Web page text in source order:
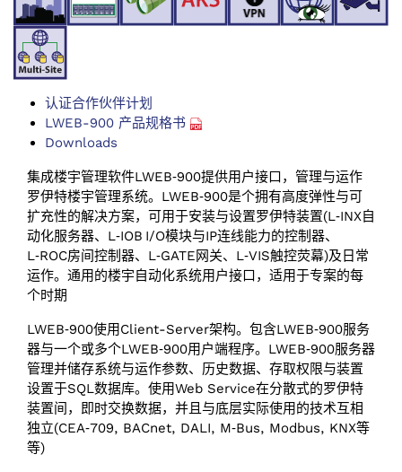
认证合作伙伴计划
LWEB-900 产品规格书
Downloads
集成楼宇管理软件LWEB‑900提供用户接口，管理与运作
罗伊特楼宇管理系统。LWEB‑900是个拥有高度弹性与可
扩充性的解决方案，可用于安装与设置罗伊特装置(L‑INX自
动化服务器、L‑IOB I/‌O模块与IP连线能力的控制器、
L‑ROC房间控制器、L‑GATE网关、L‑VIS触控荧幕)及日常
运作。通用的楼宇自动化系统用户接口，适用于专案的每
个时期
LWEB‑900使用Client-Server架构。包含LWEB‑900服务
器与一个或多个LWEB‑900用户端程序。LWEB‑900服务器
管理并储存系统与运作参数、历史数据、存取权限与装置
设置于SQL数据库。使用Web Service在分散式的罗伊特
装置间，即时交换数据，并且与底层实际使用的技术互相
独立(CEA‑709, BACnet, DALI, M‑Bus, Modbus, KNX等
等)